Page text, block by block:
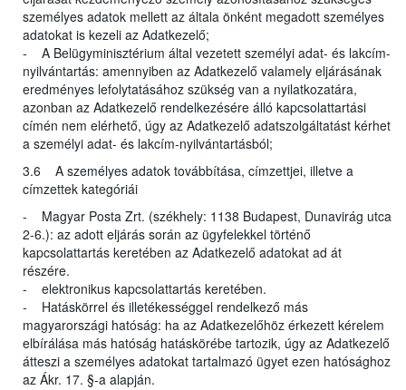
személyes adatok mellett az általa önként megadott személyes
adatokat is kezeli az Adatkezelő;
- A Belügyminisztérium által vezetett személyi adat- és lakcím-
nyilvántartás: amennyiben az Adatkezelő valamely eljárásának
eredményes lefolytatásához szükség van a nyilatkozatára,
azonban az Adatkezelő rendelkezésére álló kapcsolattartási
címén nem elérhető, úgy az Adatkezelő adatszolgáltatást kérhet
a személyi adat- és lakcím-nyilvántartásból;
3.6 A személyes adatok továbbítása, címzettjei, illetve a
címzettek kategóriái
- Magyar Posta Zrt. (székhely: 1138 Budapest, Dunavirág utca
2-6.): az adott eljárás során az ügyfelekkel történő
kapcsolattartás keretében az Adatkezelő adatokat ad át
részére.
- elektronikus kapcsolattartás keretében.
- Hatáskörrel és illetékességgel rendelkező más
magyarországi hatóság: ha az Adatkezelőhöz érkezett kérelem
elbírálása más hatóság hatáskörébe tartozik, úgy az Adatkezelő
átteszi a személyes adatokat tartalmazó ügyet ezen hatósághoz
az Ákr. 17. §-a alapján.